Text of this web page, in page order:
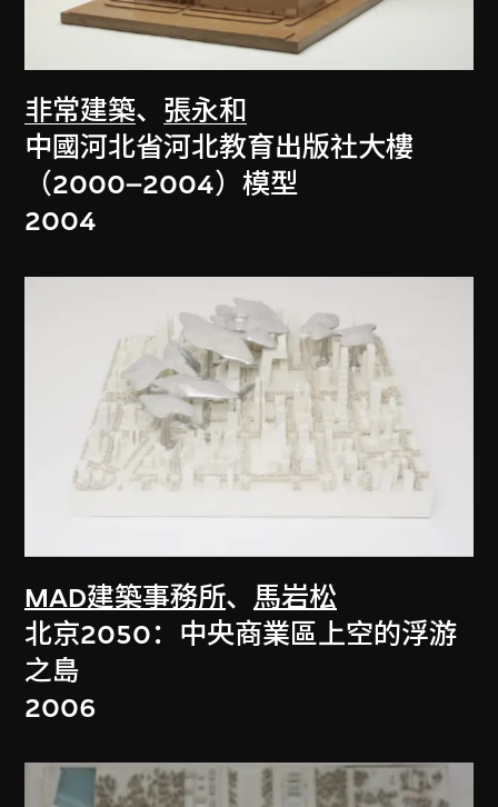
非常建築、 張永和
中國河北省河北教育出版社大樓
（2000–2004）模型
2004
MAD建築事務所、 馬岩松
北京2050：中央商業區上空的浮游
之島
2006